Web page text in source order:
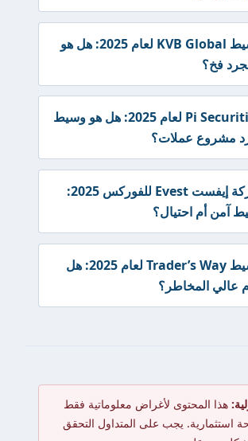
مراجعة وسيط KVB Global لعام 2025: هل هو
فخ؟
مراجعة Pi Securities لعام 2025: هل هو وسيط
مشروع عملات؟
مراجعة شركة إيفست Evest للفوركس 2025:
آمن أم احتيال؟
مراجعة وسيط Trader’s Way لعام 2025: هل
عالي المخاطر؟
هذا المحتوى لأغراض معلوماتية فقط
استثمارية. يجب على المتداول التحقق